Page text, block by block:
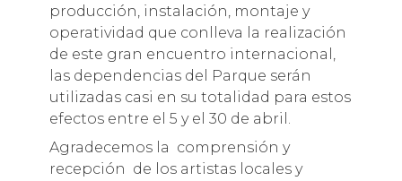
producción, instalación, montaje y
operatividad que conlleva la realización
de este gran encuentro internacional,
las dependencias del Parque serán
utilizadas casi en su totalidad para estos
efectos entre el 5 y el 30 de abril.
Agradecemos la comprensión y
recepción de los artistas locales y